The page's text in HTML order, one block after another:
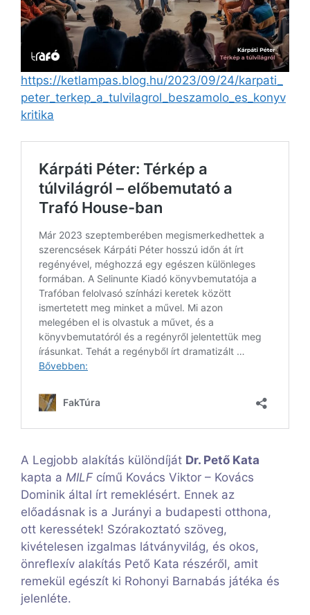
https://ketlampas.blog.hu/2023/09/24/karpati_
peter_terkep_a_tulvilagrol_beszamolo_es_konyv
kritika
A Legjobb alakítás különdíját Dr. Pető Kata
kapta a MILF című Kovács Viktor – Kovács
Dominik által írt remeklésért. Ennek az
előadásnak is a Jurányi a budapesti otthona,
ott keressétek! Szórakoztató szöveg,
kivételesen izgalmas látványvilág, és okos,
önreflexív alakítás Pető Kata részéről, amit
remekül egészít ki Rohonyi Barnabás játéka és
jelenléte.